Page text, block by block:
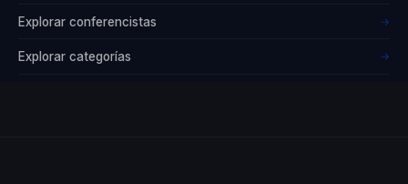
Explorar conferencistas →
Explorar categorías →